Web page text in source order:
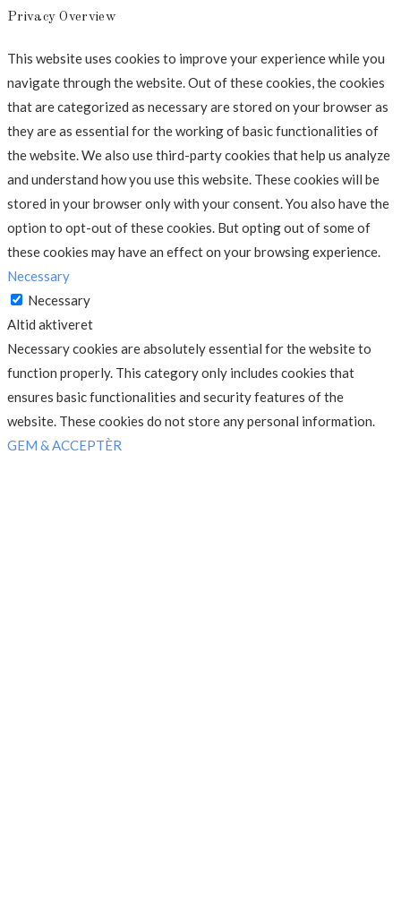
Privacy Overview
This website uses cookies to improve your experience while you
navigate through the website. Out of these cookies, the cookies
that are categorized as necessary are stored on your browser as
they are as essential for the working of basic functionalities of
the website. We also use third-party cookies that help us analyze
and understand how you use this website. These cookies will be
stored in your browser only with your consent. You also have the
option to opt-out of these cookies. But opting out of some of
these cookies may have an effect on your browsing experience.
Necessary
Necessary
Altid aktiveret
Necessary cookies are absolutely essential for the website to
function properly. This category only includes cookies that
ensures basic functionalities and security features of the
website. These cookies do not store any personal information.
GEM & ACCEPTÈR